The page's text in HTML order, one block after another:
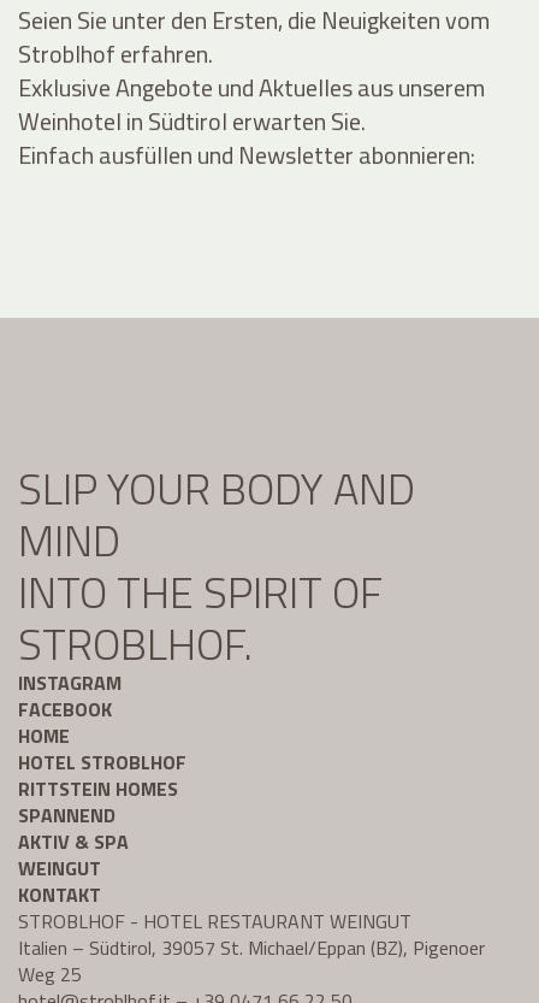
Seien Sie unter den Ersten, die Neuigkeiten vom
Stroblhof erfahren.
Exklusive Angebote und Aktuelles aus unserem
Weinhotel in Südtirol erwarten Sie.
Einfach ausfüllen und Newsletter abonnieren:
SLIP YOUR BODY AND
MIND
INTO THE SPIRIT OF
STROBLHOF.
INSTAGRAM
FACEBOOK
HOME
HOTEL STROBLHOF
RITTSTEIN HOMES
SPANNEND
AKTIV & SPA
WEINGUT
KONTAKT
STROBLHOF - HOTEL RESTAURANT WEINGUT
Italien – Südtirol, 39057 St. Michael/Eppan (BZ), Pigenoer
Weg 25